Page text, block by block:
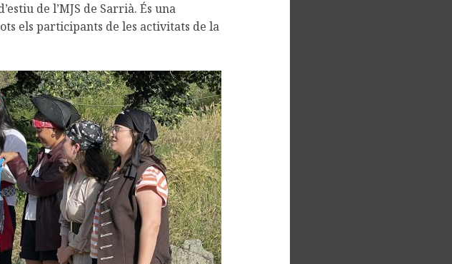
de l’MJS de Sarrià. És una
els participants de les activitats de la